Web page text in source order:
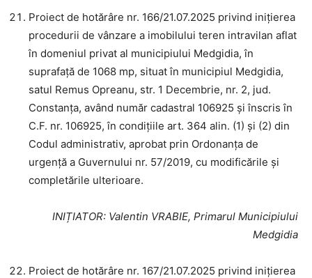
Proiect de hotărâre nr. 166/21.07.2025 privind inițierea
procedurii de vânzare a imobilului teren intravilan aflat
în domeniul privat al municipiului Medgidia, în
suprafață de 1068 mp, situat în municipiul Medgidia,
satul Remus Opreanu, str. 1 Decembrie, nr. 2, jud.
Constanța, având număr cadastral 106925 și înscris în
C.F. nr. 106925, în condițiile art. 364 alin. (1) și (2) din
Codul administrativ, aprobat prin Ordonanța de
urgență a Guvernului nr. 57/2019, cu modificările și
completările ulterioare.
INIȚIATOR: Valentin VRABIE, Primarul Municipiului
Medgidia
Proiect de hotărâre nr. 167/21.07.2025 privind inițierea